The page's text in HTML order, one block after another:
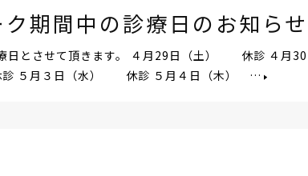
期間中の診療日のお知らせ
日とさせて頂きます。 ４月29日（土） 休診 ４月
５月３日（水） 休診 ５月４日（木） …